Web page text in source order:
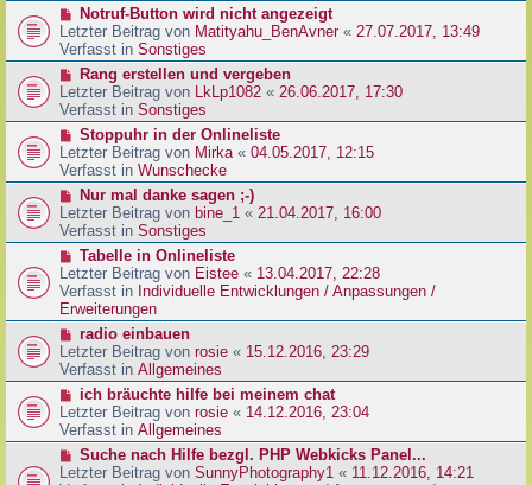
a
g
t
r
a
g
e
r
B
e
t
r
a
g
N
e
u
e
r
B
e
t
r
a
g
Notruf-Button wird nicht angezeigt
Letzter Beitrag von Matityahu_BenAvner« 27.07.2017, 13:49
Verfasst in Sonstiges
N
e
u
e
r
B
e
t
r
a
g
Rang erstellen und vergeben
Letzter Beitrag von LkLp1082 « 26.06.2017, 17:30
Verfasst in Sonstiges
N
e
u
e
r
B
e
t
r
a
g
Stoppuhr in der Onlineliste
Letzter Beitrag von Mirka« 04.05.2017, 12:15
Verfasst in Wunschecke
N
e
u
e
r
B
e
i
r
a
g
Nur mal danke sagen ;-)
Letzter Beitrag von bine_1 « 21.04.2017, 16:00
Verfasst in Sonstiges
N
e
u
e
r
B
e
i
r
a
g
Tabelle in Onlineliste
Letzter Beitrag von Eistee « 13.04.2017, 22:28
Verfasst in Individuelle Entwicklungen / Anpassungen /
Erweiterungen
N
e
u
e
r
B
e
t
radio einbauen
Letzter Beitrag von rosie « 15.12.2016, 23:29
Verfasst in Allgemeines
N
e
u
e
r
ich bräuchte hilfe bei meinem chat
Letzter Beitrag von rosie « 14.12.2016, 23:04
Verfasst in Allgemeines
N
e
Suche nach Hilfe bezgl. PHP Webkicks Panel...
Letzter Beitrag von SunnyPhotography1 « 11.12.2016, 14:21